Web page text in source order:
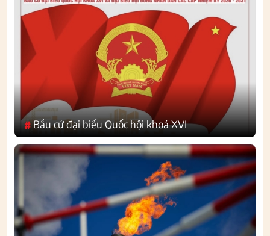
#Bầu cử đại biểu Quốc hội khoá XVI